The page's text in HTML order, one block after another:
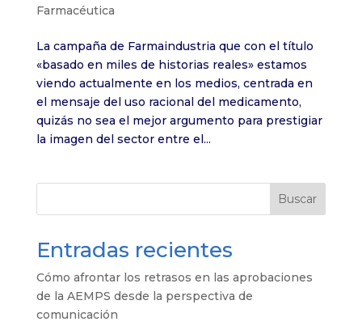
Farmacéutica
La campaña de Farmaindustria que con el título
«basado en miles de historias reales» estamos
viendo actualmente en los medios, centrada en
el mensaje del uso racional del medicamento,
quizás no sea el mejor argumento para prestigiar
la imagen del sector entre el...
Buscar
Entradas recientes
Cómo afrontar los retrasos en las aprobaciones
de la AEMPS desde la perspectiva de
comunicación